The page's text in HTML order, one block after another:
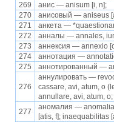
269
анис — anisum [i, n];
270
анисовый — aniseus
271
анкета —
272
анналы — annales,
273
аннексия — annexio
274
аннотация —
275
аннотированный —
276
аннулировать —
cassare, avi, atum, o
annullare, avi, atum, o;
277
аномалия — anomalia
[atis, f]; inaequabilitas